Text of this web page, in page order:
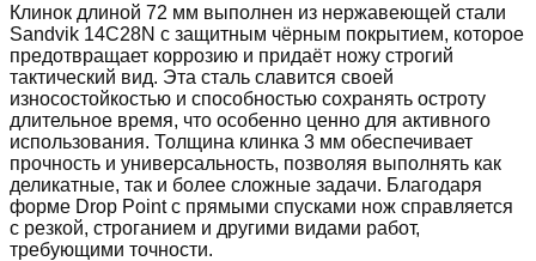
Клинок длиной 72 мм выполнен из нержавеющей стали
Sandvik 14C28N с защитным чёрным покрытием, которое
предотвращает коррозию и придаёт ножу строгий
тактический вид. Эта сталь славится своей
износостойкостью и способностью сохранять остроту
длительное время, что особенно ценно для активного
использования. Толщина клинка 3 мм обеспечивает
прочность и универсальность, позволяя выполнять как
деликатные, так и более сложные задачи. Благодаря
форме Drop Point с прямыми спусками нож справляется
с резкой, строганием и другими видами работ,
требующими точности.